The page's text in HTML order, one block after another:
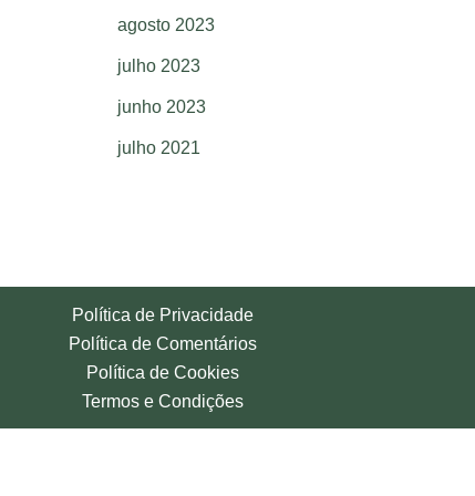
agosto 2023
julho 2023
junho 2023
julho 2021
Política de Privacidade
Política de Comentários
Política de Cookies
Termos e Condições